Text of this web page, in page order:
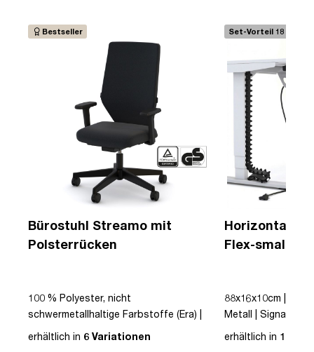
Bestseller
Bürostuhl Streamo mit
Polsterrücken
100 % Polyester, nicht
schwermetallhaltige Farbstoffe (Era) |
Schwarz | Drehstuhl | Polsterrücken |
erhältlich in 6 Variationen
Set-Vorteil 18 €
Horizontaler
Flex-small +
88x16x10cm |
Metall | Signalweiß
erhältlich in 12